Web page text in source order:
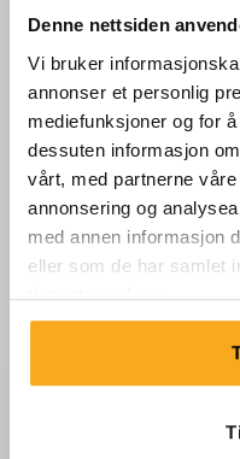
Denne nettsiden
Vi bruker
annonser et personlig
mediefunksjoner og for
dessuten informasjon
vårt, med partnerne
annonsering og
med annen informasjon
eller som de har samlet
tjenestene deres.